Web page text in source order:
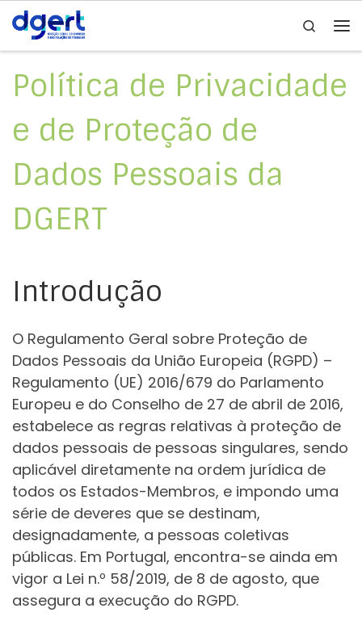
Skip to content
Search
Política de Privacidade
e de Proteção de
Dados Pessoais da
DGERT
Introdução
O Regulamento Geral sobre Proteção de
Dados Pessoais da União Europeia (RGPD) –
Regulamento (UE) 2016/679 do Parlamento
Europeu e do Conselho de 27 de abril de 2016,
estabelece as regras relativas à proteção de
dados pessoais de pessoas singulares, sendo
aplicável diretamente na ordem jurídica de
todos os Estados-Membros, e impondo uma
série de deveres que se destinam,
designadamente, a pessoas coletivas
públicas. Em Portugal, encontra-se ainda em
vigor a Lei n.º 58/2019, de 8 de agosto, que
assegura a execução do RGPD.